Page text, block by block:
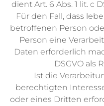
dient Art. 6 Abs. 1 lit. c
Für den Fall, dass
betroffenen Person
Person eine
Daten erforderlich
DSGVO als
Ist die
berechtigten
oder eines Dritten